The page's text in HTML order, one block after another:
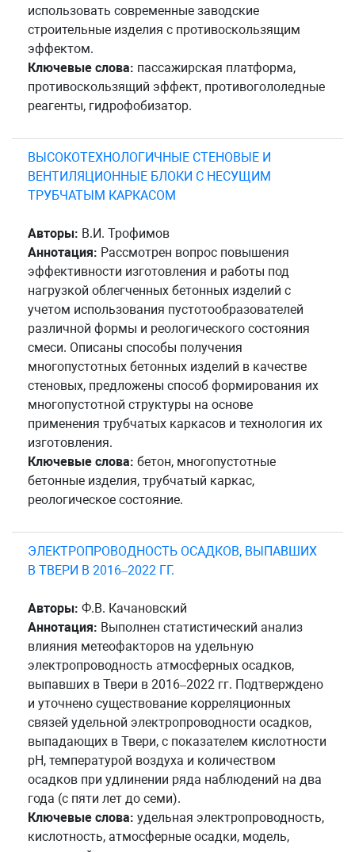
использовать современные заводские
строительные изделия с противоскользящим
эффектом.
Ключевые слова: пассажирская платформа,
противоскользящий эффект, противогололедные
реагенты, гидрофобизатор.
ВЫСОКОТЕХНОЛОГИЧНЫЕ СТЕНОВЫЕ И
ВЕНТИЛЯЦИОННЫЕ БЛОКИ С НЕСУЩИМ
ТРУБЧАТЫМ КАРКАСОМ
Авторы: В.И. Трофимов
Аннотация: Рассмотрен вопрос повышения
эффективности изготовления и работы под
нагрузкой облегченных бетонных изделий с
учетом использования пустотообразователей
различной формы и реологического состояния
смеси. Описаны способы получения
многопустотных бетонных изделий в качестве
стеновых, предложены способ формирования их
многопустотной структуры на основе
применения трубчатых каркасов и технология их
изготовления.
Ключевые слова: бетон, многопустотные
бетонные изделия, трубчатый каркас,
реологическое состояние.
ЭЛЕКТРОПРОВОДНОСТЬ ОСАДКОВ, ВЫПАВШИХ
В ТВЕРИ В 2016–2022 ГГ.
Авторы: Ф.В. Качановский
Аннотация: Выполнен статистический анализ
влияния метеофакторов на удельную
электропроводность атмосферных осадков,
выпавших в Твери в 2016–2022 гг. Подтверждено
и уточнено существование корреляционных
связей удельной электропроводности осадков,
выпадающих в Твери, с показателем кислотности
pH, температурой воздуха и количеством
осадков при удлинении ряда наблюдений на два
года (с пяти лет до семи).
Ключевые слова: удельная электропроводность,
кислотность, атмосферные осадки, модель,